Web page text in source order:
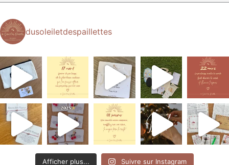
dusoleiletdespaillettes
Afficher plus... Suivre sur Instagram